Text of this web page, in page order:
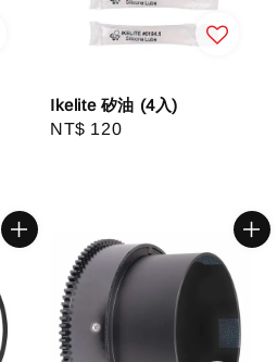
Ikelite 矽油 (4入)
Regular
NT$ 120